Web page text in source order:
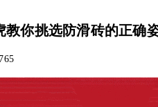
你挑选防滑砖的正确